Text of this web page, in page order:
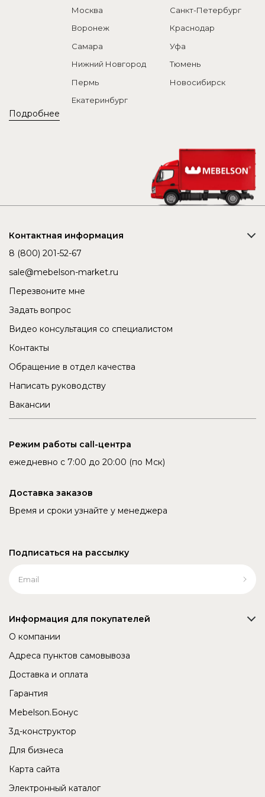
Подробнее
Москва
Санкт-Петербург
Воронеж
Краснодар
Самара
Уфа
Нижний Новгород
Тюмень
Пермь
Новосибирск
Екатеринбург
Контактная информация
8 (800) 201-52-67
sale@mebelson-market.ru
Перезвоните мне
Задать вопрос
Видео консультация со специалистом
Контакты
Обращение в отдел качества
Написать руководству
Вакансии
Режим работы call-центра
ежедневно с 7:00 до 20:00 (по Мск)
Доставка заказов
Время и сроки узнайте у менеджера
Подписаться на рассылку
Информация для покупателей
О компании
Адреса пунктов самовывоза
Доставка и оплата
Гарантия
Mebelson.Бонус
3д-конструктор
Для бизнеса
Карта сайта
Электронный каталог